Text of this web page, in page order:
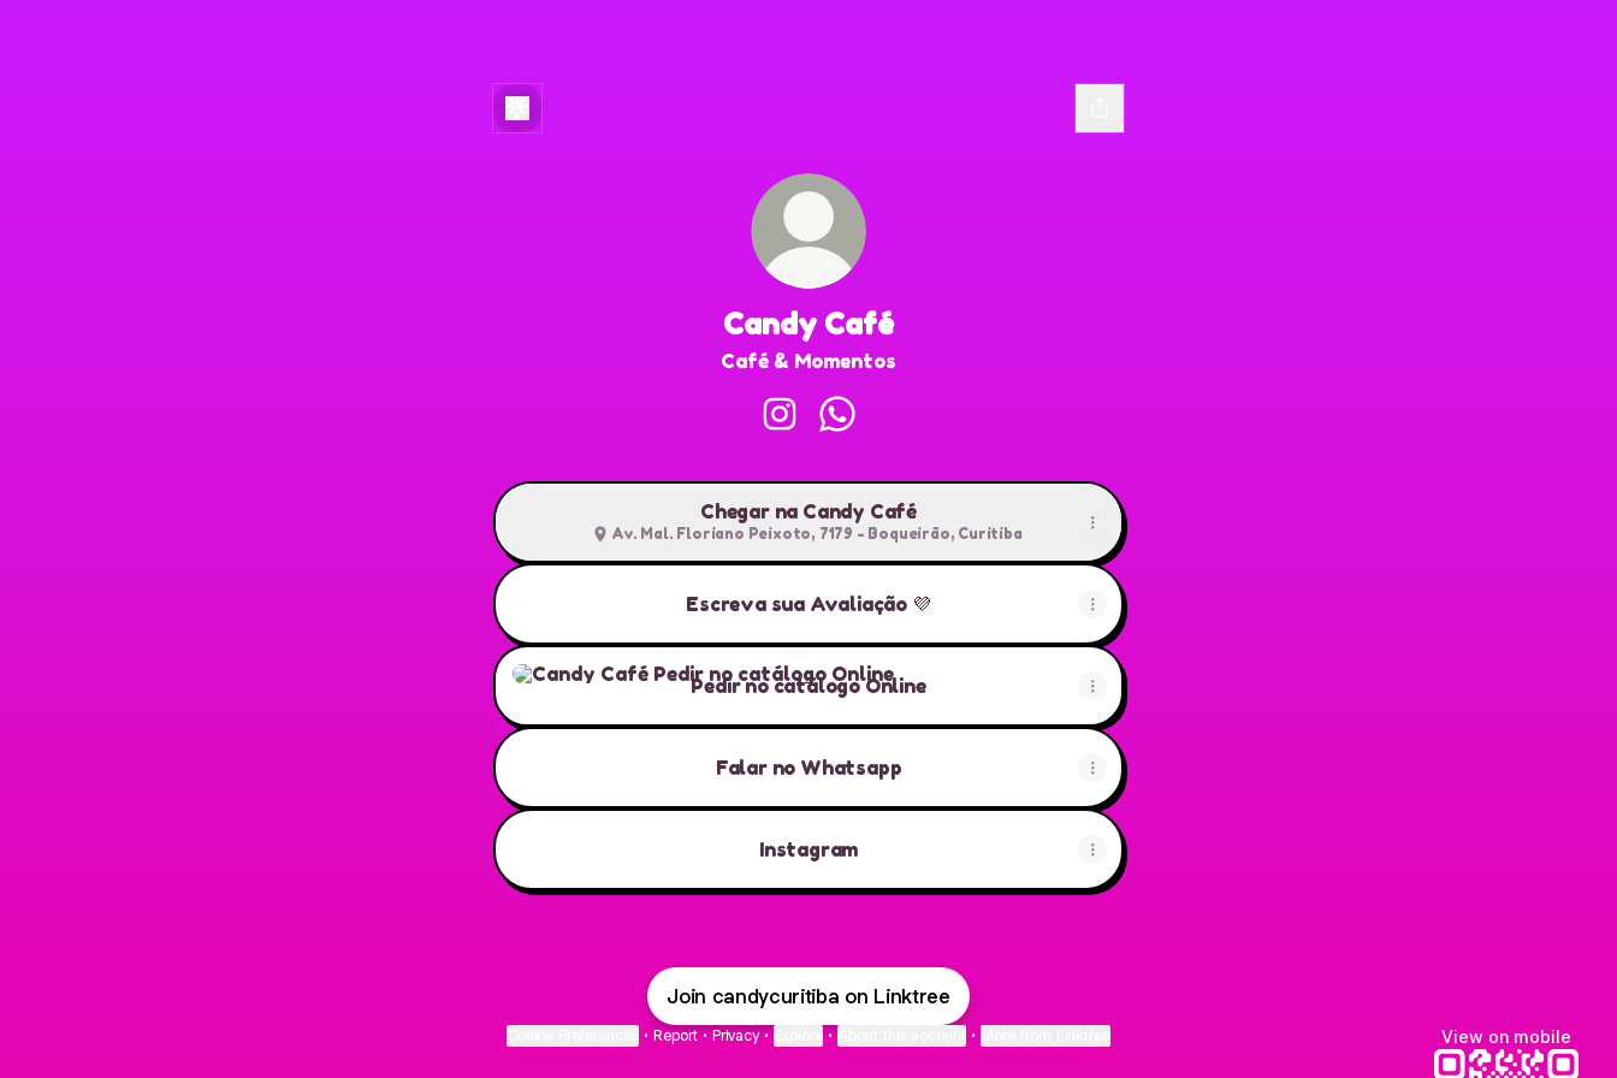
Candy Café
Café & Momentos
Chegar na Candy Café
Av. Mal. Floriano Peixoto, 7179 - Boqueirão, Curitiba
Escreva sua Avaliação 💜
Pedir no catálogo Online
Pedir no catálogo Online
Falar no Whatsapp
Instagram
Join candycuritiba on Linktree
• Report • Privacy • • • View on mobile